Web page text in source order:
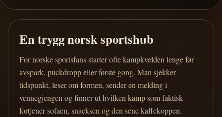
En trygg norsk sportshub
For norske sportsfans starter ofte kampkvelden lenge før
avspark, puckdropp eller første gong. Man sjekker
tidspunkt, leser om formen, sender en melding i
vennegjengen og finner ut hvilken kamp som faktisk
fortjener sofaen, snacksen og den sene kaffekoppen.